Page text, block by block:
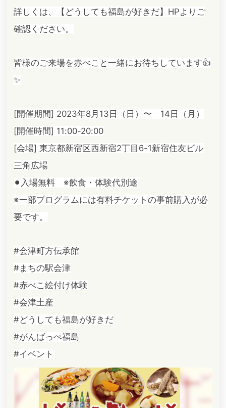
詳しくは、【どうしても福島が好きだ】HPよりご
確認ください。
皆様のご来場を赤べこと一緒にお待ちしています👍
✨
[開催期間] 2023年8月13日（日）〜 14日（月）
[開催時間] 11:00-20:00
[会場] 東京都新宿区西新宿2丁目6-1新宿住友ビル
三角広場
⚫︎入場無料 ※飲食・体験代別途
※一部プログラムには有料チケットの事前購入が必
要です。
#会津町方伝承館
#まちの駅会津
#赤べこ絵付け体験
#会津土産
#どうしても福島が好きだ
#がんばっぺ福島
#イベント